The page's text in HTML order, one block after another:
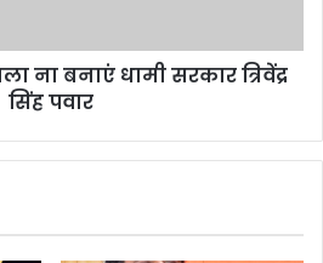
ना बनाएं धामी सरकार त्रिवेंद्र
सिंह पवार